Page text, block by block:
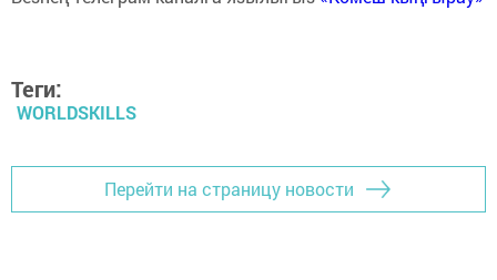
Теги:
WORLDSKILLS
Перейти на страницу новости